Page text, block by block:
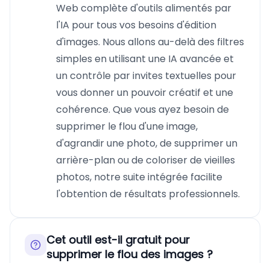
Web complète d'outils alimentés par
l'IA pour tous vos besoins d'édition
d'images. Nous allons au-delà des filtres
simples en utilisant une IA avancée et
un contrôle par invites textuelles pour
vous donner un pouvoir créatif et une
cohérence. Que vous ayez besoin de
supprimer le flou d'une image,
d'agrandir une photo, de supprimer un
arrière-plan ou de coloriser de vieilles
photos, notre suite intégrée facilite
l'obtention de résultats professionnels.
Cet outil est-il gratuit pour
supprimer le flou des images ?